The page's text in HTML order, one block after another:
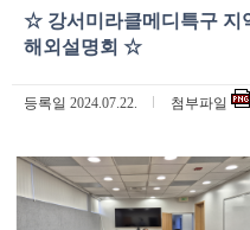
☆ 강서미라클메디특구 지
해외설명회 ☆
등록일 2024.07.22. 첨부파일